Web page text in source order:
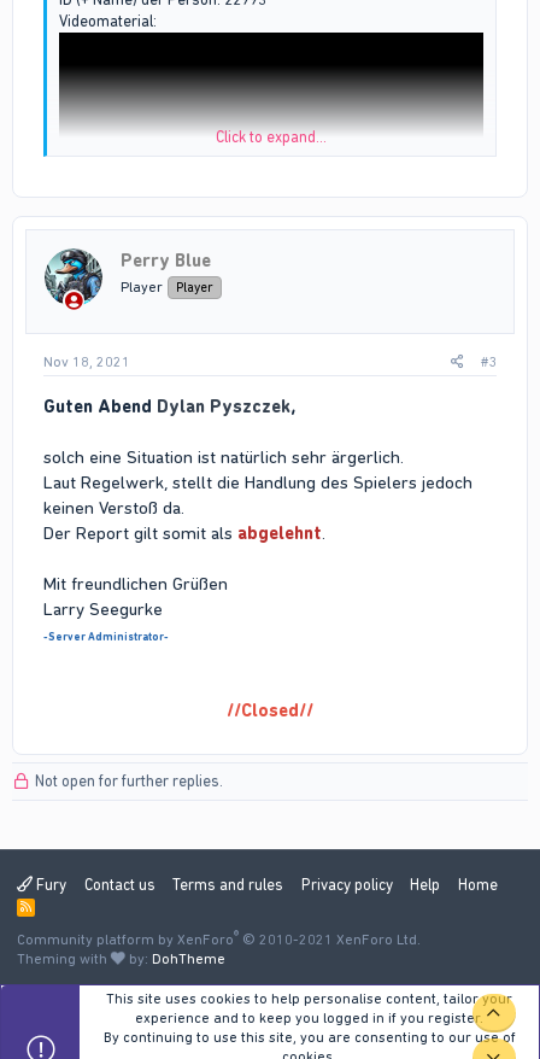
Videomaterial:
Beschwerdengrund: Ja junge was das bitte, sowas kann doch
nicht erlaubt sein?
erlaubt ist....
Click to expand...
Perry Blue
Player Player
Nov 18, 2021 #3
Guten Abend Dylan Pyszczek,
solch eine Situation ist natürlich sehr ärgerlich.
Laut Regelwerk, stellt die Handlung des Spielers jedoch
keinen Verstoß da.
Der Report gilt somit als abgelehnt.
Mit freundlichen Grüßen
Larry Seegurke
-Server Administrator-
//Closed//
Not open for further replies.
Fury Contact us Terms and rules Privacy policy Help Home
R
S
Community platform by XenForo® © 2010-2021 XenForo Ltd.
Theming with
by: DohTheme
This site uses cookies to help personalise content, tailor your
experience and to keep you logged in if you register.
By continuing to use this site, you are consenting to our use of
TOP